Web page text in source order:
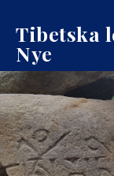
Tibetska
Nye